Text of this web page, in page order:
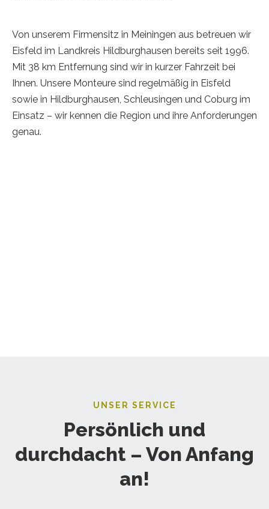
Von unserem Firmensitz in Meiningen aus betreuen wir
Eisfeld im Landkreis Hildburghausen bereits seit 1996.
Mit 38 km Entfernung sind wir in kurzer Fahrzeit bei
Ihnen. Unsere Monteure sind regelmäßig in Eisfeld
sowie in Hildburghausen, Schleusingen und Coburg im
Einsatz – wir kennen die Region und ihre Anforderungen
genau.
UNSER SERVICE
Persönlich und
durchdacht – Von Anfang
an!